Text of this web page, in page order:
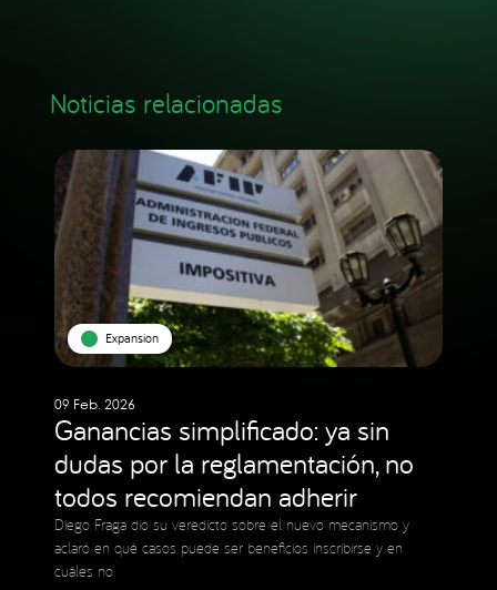
Noticias relacionadas
Expansion
09 Feb. 2026
Ganancias simplificado: ya sin
dudas por la reglamentación, no
todos recomiendan adherir
Diego Fraga dio su veredicto sobre el nuevo mecanismo y
aclaró en qué casos puede ser beneficios inscribirse y en
cuáles no